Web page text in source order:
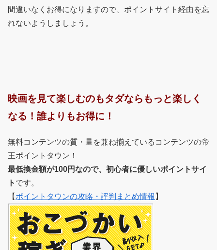
間違いなくお得になりますので、ポイントサイト経由を忘
れないようしましょう。
映画を見て楽しむのもタダならもっと楽しく
なる！誰よりもお得に！
無料コンテンツの質・量を兼ね揃えているコンテンツの帝
王ポイントタウン！
最低換金額が100円なので、初心者に優しいポイントサイ
ト です。
【 ポイントタウンの攻略・評判まとめ情報 】